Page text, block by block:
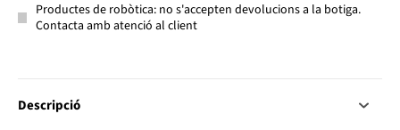
Productes de robòtica: no s'accepten devolucions a la botiga.
Contacta amb atenció al client
Descripció